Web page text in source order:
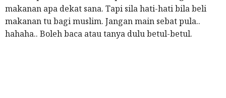
makanan apa dekat sana. Tapi sila hati-hati bila beli
makanan tu bagi muslim. Jangan main sebat pula..
hahaha.. Boleh baca atau tanya dulu betul-betul.